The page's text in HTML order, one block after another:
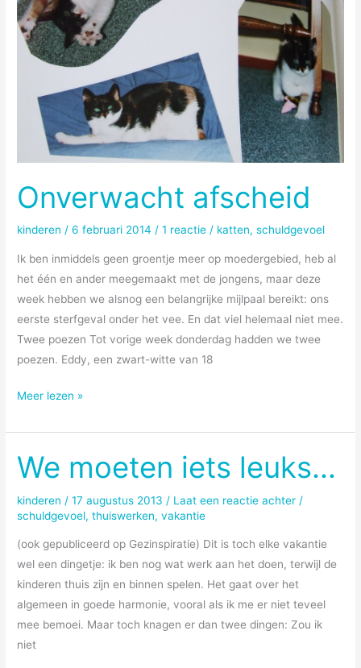
Onverwacht afscheid
kinderen /6 februari 2014/1 reactie / katten,schuldgevoel
Ik ben inmiddels geen groentje meer op moedergebied, heb al
het één en ander meegemaakt met de jongens, maar deze
week hebben we alsnog een belangrijke mijlpaal bereikt: ons
eerste sterfgeval onder het vee. En dat viel helemaal niet mee.
Twee poezen Tot vorige week donderdag hadden we twee
poezen. Eddy, een zwart-witte van 18
Onverwacht
Meer lezen »
We moeten iets leuks…
kinderen /17 augustus 2013 / Laat een reactie achter /
schuldgevoel,thuiswerken,vakantie
(ook gepubliceerd op Gezinspiratie) Dit is toch elke vakantie
wel een dingetje: ik ben nog wat werk aan het doen, terwijl de
kinderen thuis zijn en binnen spelen. Het gaat over het
algemeen in goede harmonie, vooral als ik me er niet teveel
mee bemoei. Maar toch knagen er dan twee dingen: Zou ik
niet